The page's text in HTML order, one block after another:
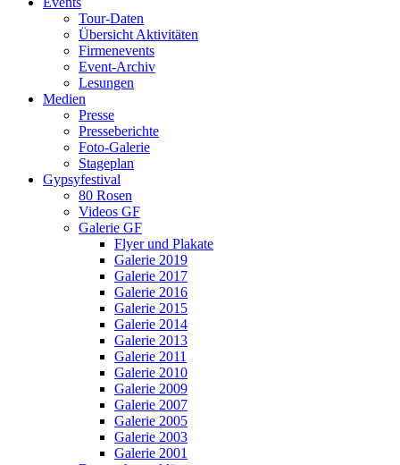
Tour-Daten
Übersicht Aktivitäten
Firmenevents
Event-Archiv
Lesungen
Medien
Presse
Presseberichte
Foto-Galerie
Stageplan
Gypsyfestival
80 Rosen
Videos GF
Galerie GF
Flyer und Plakate
Galerie 2019
Galerie 2017
Galerie 2016
Galerie 2015
Galerie 2014
Galerie 2013
Galerie 2011
Galerie 2010
Galerie 2009
Galerie 2007
Galerie 2005
Galerie 2003
Galerie 2001